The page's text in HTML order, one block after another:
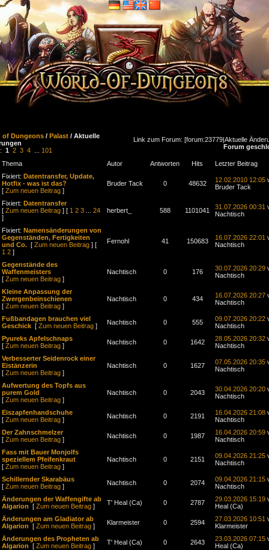
of Dungeons / Palast / Aktuelle
1 2 3 4 101
Link zum Forum: [forum:23779|Aktuelle
Forum
Thema Autor Antworten Hits
Letzter Beitrag
Fixiert: Datentransfer, Update,
Hotfix - was ist das?
[ Zum neuen Beitrag ]
Bruder Tack 0 48632 12.02.2010 12:05
Bruder Tack
Fixiert: Datentransfer
[ Zum neuen Beitrag ] [ 1 2 3
24
]
herbert_ 588 1101041 31.07.2026 00:31
Nachtisch
Fixiert: Namensänderungen von
Gegenständen, Fertigkeiten
und Co. [ Zum neuen Beitrag ] [
1 2 ]
Fernohl 41 150683 16.07.2026 22:01
Nachtisch
Gegenstände des
Waffenmeisters
[ Zum neuen Beitrag ]
Nachtisch 0 176 30.07.2026 20:29
Nachtisch
Kleine Anpassung der
Zwergenbeinschienen
[ Zum neuen Beitrag ]
Nachtisch 0 434 16.07.2026 20:27
Nachtisch
Fußbandagen brauchen viel
Geschick [ Zum neuen Beitrag ] Nachtisch 0 555 09.07.2026 20:22
Nachtisch
Pyureks Apfelschnaps
[ Zum neuen Beitrag ] Nachtisch 0 1642 28.05.2026 20:32
Nachtisch
Verbesserter Seidenrock einer
Eistänzerin
[ Zum neuen Beitrag ]
Nachtisch 0 1627 07.05.2026 20:35
Nachtisch
Aufwertung des Topfs aus
purem Gold
[ Zum neuen Beitrag ]
Nachtisch 0 2043 30.04.2026 20:20
Nachtisch
Eiszapfenhandschuhe
[ Zum neuen Beitrag ] Nachtisch 0 2191 16.04.2026 21:08
Nachtisch
Der Zahnschmelzer
[ Zum neuen Beitrag ] Nachtisch 0 1987 16.04.2026 20:59
Nachtisch
Fass mit Bauer Monjolfs
speziellem Pfeifenkraut
[ Zum neuen Beitrag ]
Nachtisch 0 2151 09.04.2026 21:25
Nachtisch
Schillernder Skarabäus
[ Zum neuen Beitrag ] Nachtisch 0 2074 09.04.2026 21:15
Nachtisch
Änderungen der Waffengifte ab
Algarion [ Zum neuen Beitrag ] T' Heal (Ca) 0 2787 29.03.2026 15:19
Heal (Ca)
Änderungen am Gladiator ab
Algarion [ Zum neuen Beitrag ] Klarmeister 0 2594 27.03.2026 10:51
Klarmeister
Änderungen des Propheten ab
Algarion [ Zum neuen Beitrag ] T' Heal (Ca) 0 2643 23.03.2026 07:15
Heal (Ca)